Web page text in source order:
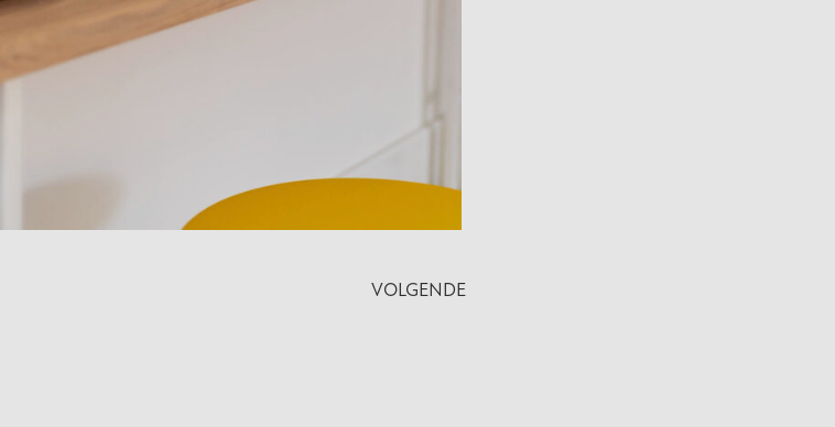
VOLGENDE